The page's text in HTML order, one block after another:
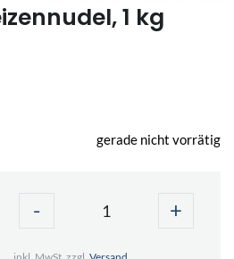
1 kg
gerade nicht vorrätig
- +